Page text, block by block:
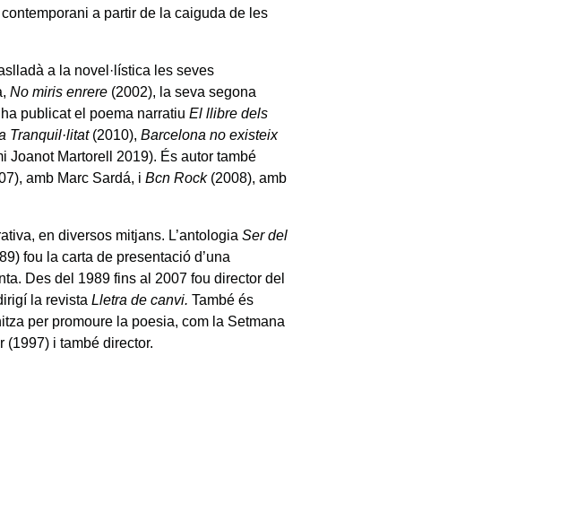
a partir de la caiguda de les
a la novel·lística les seves
No miris enrere (2002), la seva segona
publicat el poema narratiuEl llibre dels
Tranquil·litat(2010),Barcelona no existeix
Joanot Martorell 2019). És autor també
amb Marc Sardá, iBcn Rock(2008), amb
en diversos mitjans. L’antologiaSer del
fou la carta de presentació d’una
Des del 1989 fins al 2007 fou director del
la revistaLletra de canvi.També és
per promoure la poesia, com la Setmana
i també director.